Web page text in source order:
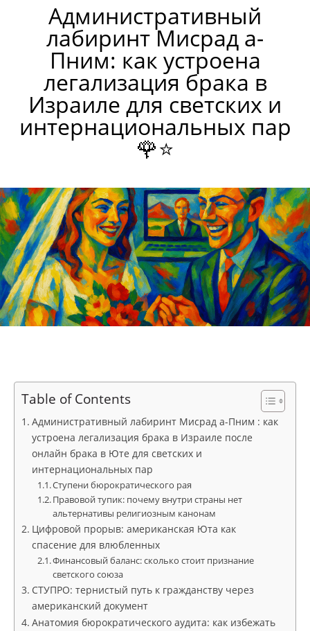
Административный
лабиринт Мисрад а-
Пним: как устроена
легализация брака в
Израиле для светских и
интернациональных пар
🌹⭐
Table of Contents
Административный лабиринт Мисрад а-Пним : как
устроена легализация брака в Израиле после
онлайн брака в Юте для светских и
интернациональных пар
Ступени бюрократического рая
Правовой тупик: почему внутри страны нет
альтернативы религиозным канонам
Цифровой прорыв: американская Юта как
спасение для влюбленных
Финансовый баланс: сколько стоит признание
светского союза
СТУПРО: тернистый путь к гражданству через
американский документ
Анатомия бюрократического аудита: как избежать